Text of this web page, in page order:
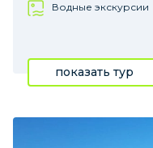
Водные экскурсии
показать тур